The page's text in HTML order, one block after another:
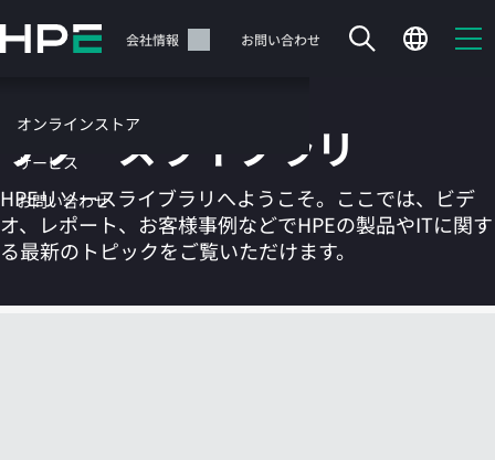
イ
テ
ツ
に
ス
ッ
サポート 会社情報 お問い合わせ
オンラインストア
サービス
お問い合わせ
カートは空です
リソースライブラリ
HPEリソースライブラリへようこそ。ここでは、ビデ
オ、レポート、お客様事例などでHPEの製品やITに関す
る最新のトピックをご覧いただけます。